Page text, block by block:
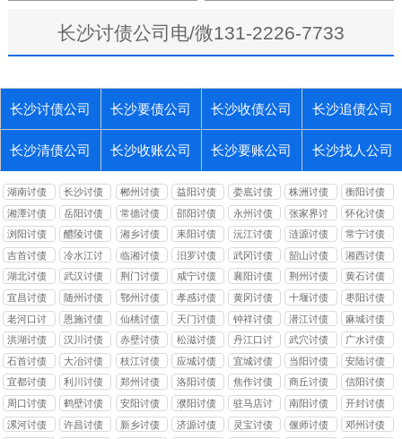
长沙讨债公司电/微131-2226-7733
长沙讨债公司 长沙要债公司 长沙收债公司 长沙追债公司
长沙清债公司 长沙收账公司 长沙要账公司 长沙找人公司
湖南讨债 长沙讨债 郴州讨债 益阳讨债 娄底讨债 株洲讨债
衡阳讨债
湘潭讨债
岳阳讨债 常德讨债 邵阳讨债 永州讨债
张家界讨
债
怀化讨债
浏阳讨债
醴陵讨债 湘乡讨债 耒阳讨债 沅江讨债 涟源讨债
常宁讨债
吉首讨债
冷水江讨
债
临湘讨债 汨罗讨债 武冈讨债 韶山讨债
湘西讨债
湖北讨债
武汉讨债 荆门讨债 咸宁讨债 襄阳讨债 荆州讨债
黄石讨债
宜昌讨债
随州讨债 鄂州讨债 孝感讨债 黄冈讨债 十堰讨债
枣阳讨债
老河口讨
债
恩施讨债 仙桃讨债 天门讨债 钟祥讨债 潜江讨债
麻城讨债
洪湖讨债
汉川讨债 赤壁讨债 松滋讨债
丹江口讨
债
武穴讨债
广水讨债
石首讨债
大冶讨债 枝江讨债 应城讨债 宜城讨债 当阳讨债
安陆讨债
宜都讨债
利川讨债 郑州讨债 洛阳讨债 焦作讨债 商丘讨债
信阳讨债
周口讨债
鹤壁讨债 安阳讨债 濮阳讨债
驻马店讨
债
南阳讨债
开封讨债
漯河讨债
许昌讨债 新乡讨债 济源讨债 灵宝讨债 偃师讨债
邓州讨债